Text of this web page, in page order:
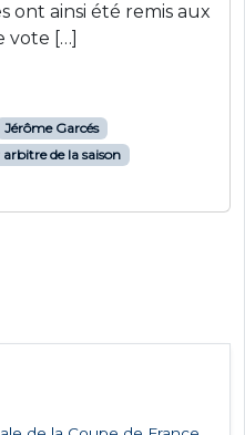
ont ainsi été remis aux
vote […]
Jérôme Garcés
de la saison